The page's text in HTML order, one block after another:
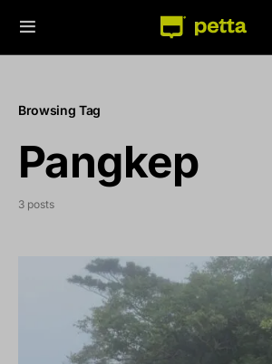
Browsing Tag
Pangkep
3 posts